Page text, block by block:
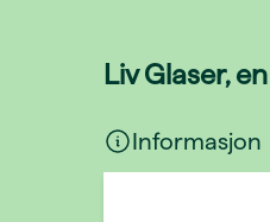
Liv Glaser,
Informasjon